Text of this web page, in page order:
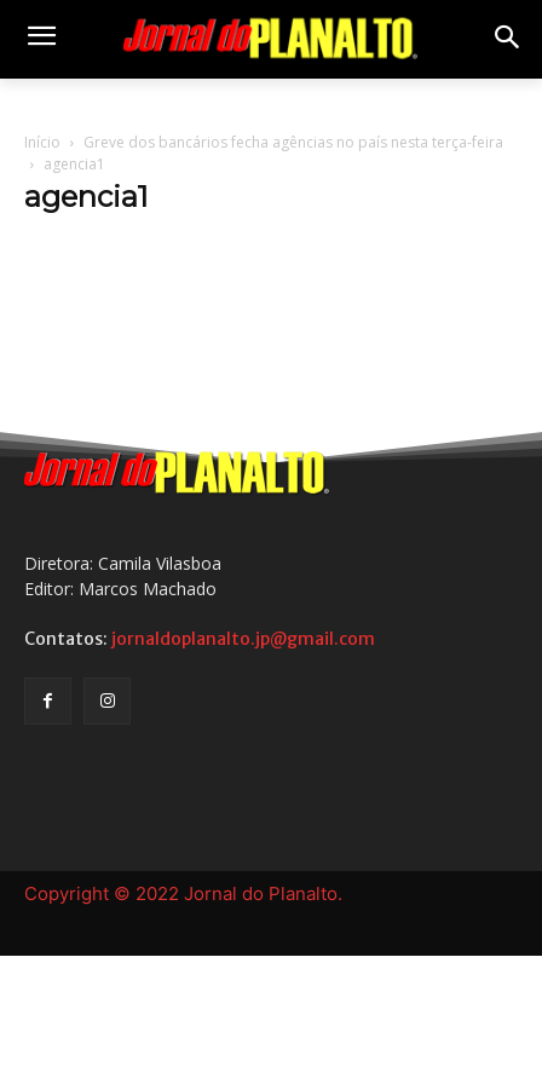
Início
Greve dos bancários fecha agências no país nesta terça-feira
agencia1
agencia1
Diretora: Camila Vilasboa
Editor: Marcos Machado
Contatos: jornaldoplanalto.jp@gmail.com
Copyright © 2022 Jornal do Planalto.